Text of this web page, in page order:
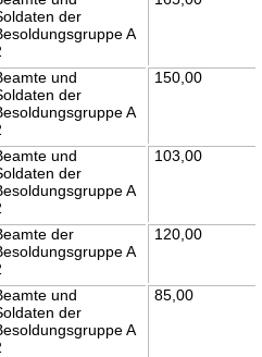
der
A
und
der
A
150,00
und
der
A
103,00
der
A
120,00
und
der
A
85,00